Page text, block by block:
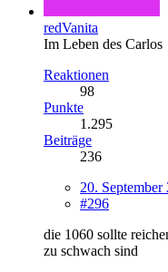
redVanita
Im Leben des Carlos
Reaktionen
98
Punkte
1.295
Beiträge
236
20. September
#296
die 1060 sollte
zu schwach sind